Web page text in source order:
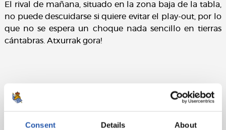
Consent Details About
El rival de mañana, situado en la zona baja de la tabla,
no puede descuidarse si quiere evitar el play-out, por lo
que no se espera un choque nada sencillo en tierras
cántabras. Atxurrak gora!